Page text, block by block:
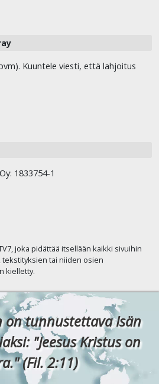
Kuuntele viesti, että lahjoitus
1833754-1
joka pidättää itsellään kaikki sivuihin
tai niiden osien
kielletty.
on tunnustettava Isän
"Jeesus Kristus on
(Fil. 2:11)